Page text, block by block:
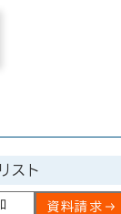
スト
資料請求